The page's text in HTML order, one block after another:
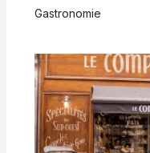
Gastronomie